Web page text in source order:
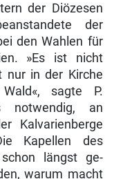
der Diözesen
der
den Wahlen für
»Es ist nicht
nur in der Kirche
sagte P.
notwendig, an
Kalvarienberge
Kapellen des
schon längst ge­
warum macht